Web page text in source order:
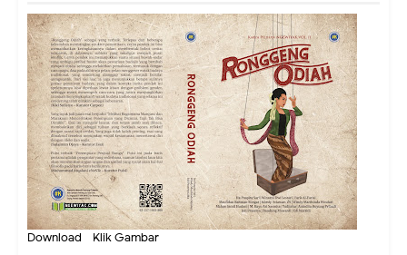
Download - Klik Gambar